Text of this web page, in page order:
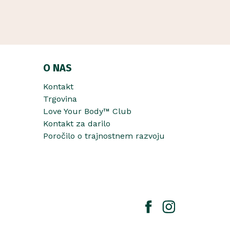
O NAS
Kontakt
Trgovina
Love Your Body™ Club
Kontakt za darilo
Poročilo o trajnostnem razvoju